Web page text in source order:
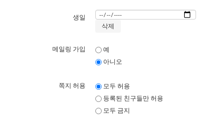
생일
메일링 가입
예
아니오
쪽지 허용
모두 허용
등록된 친구들만 허용
모두 금지